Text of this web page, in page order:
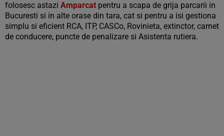
folosesc astazi Amparcat pentru a scapa de grija parcarii in
Bucuresti si in alte orase din tara, cat si pentru a isi gestiona
simplu si eficient RCA, ITP, CASCo, Rovinieta, extinctor, carnet
de conducere, puncte de penalizare si Asistenta rutiera.